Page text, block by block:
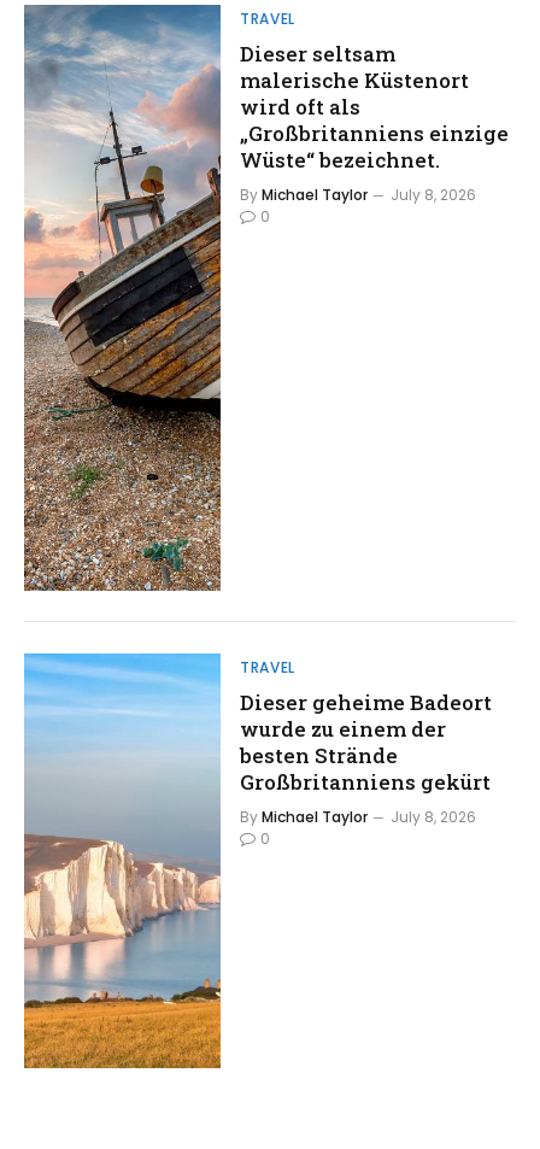
TRAVEL
Dieser seltsam
malerische Küstenort
wird oft als
„Großbritanniens einzige
Wüste“ bezeichnet.
ByMichael Taylor
July 8, 2026
0
TRAVEL
Dieser geheime Badeort
wurde zu einem der
besten Strände
Großbritanniens gekürt
ByMichael Taylor
July 8, 2026
0